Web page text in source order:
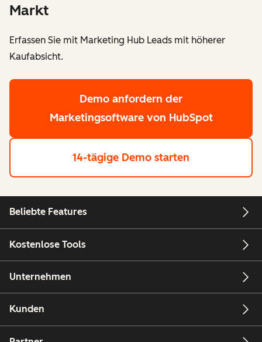
Markt
Erfassen Sie mit Marketing Hub Leads mit höherer
Kaufabsicht.
Demo anfordern der
Marketingsoftware von HubSpot
14-tägige Demo starten
Beliebte Features
Kostenlose Tools
Unternehmen
Kunden